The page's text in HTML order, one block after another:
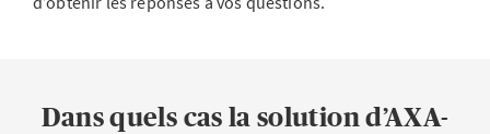
Dans quels cas la solution d’AXA-